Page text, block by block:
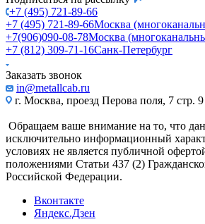
+7 (495) 721-89-66
+7 (495) 721-89-66Москва
+7(906)090-08-78Москва
+7 (812) 309-71-16Санк-Петербург
Заказать звонок
in@metallcab.ru
г. Москва, проезд Перова поля, 7 стр. 9
Обращаем ваше внимание на то, что
исключительно информационный
условиях не является публичной
положениями Статьи 437 (2)
Российской Федерации.
Вконтакте
Яндекс.Дзен